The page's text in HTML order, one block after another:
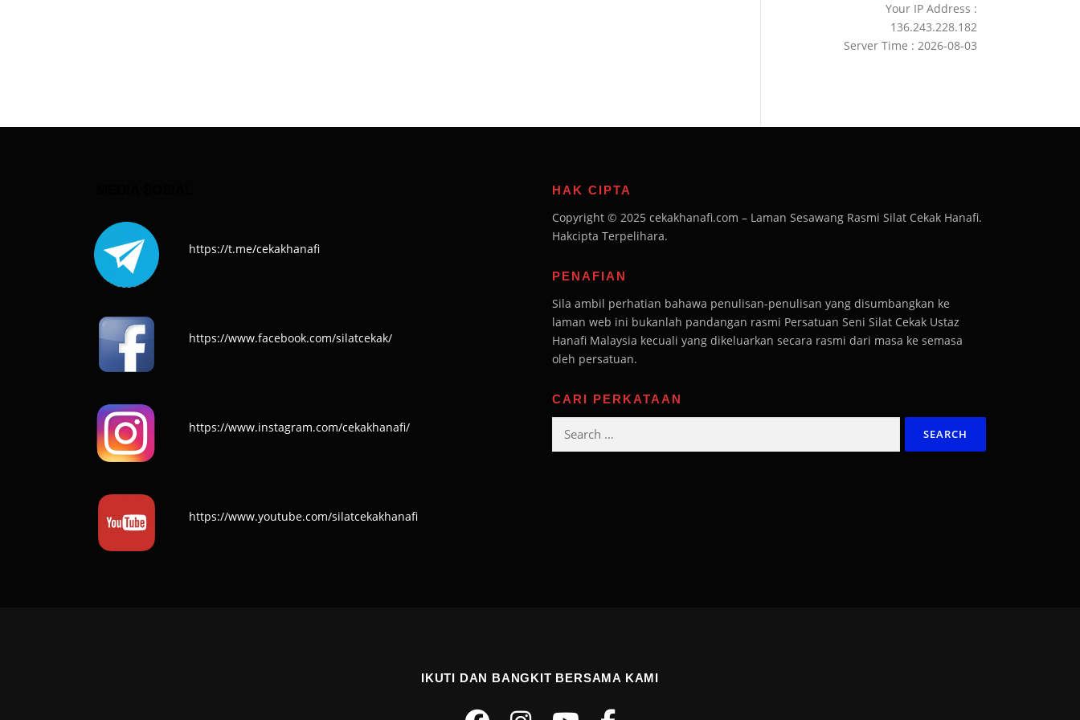
Your IP Address :
136.243.228.182
Server Time : 2026-08-03
https://t.me/cekakhanafi
https://www.facebook.com/silatcekak/
https://www.instagram.com/cekakhanafi/
https://www.youtube.com/silatcekakhanafi
HAK CIPTA
Copyright © 2025 cekakhanafi.com – Laman Sesawang Rasmi Silat Cekak Hanafi.
Hakcipta Terpelihara.
PENAFIAN
Sila ambil perhatian bahawa penulisan-penulisan yang disumbangkan ke
laman web ini bukanlah pandangan rasmi Persatuan Seni Silat Cekak Ustaz
Hanafi Malaysia kecuali yang dikeluarkan secara rasmi dari masa ke semasa
oleh persatuan.
CARI PERKATAAN
IKUTI DAN BANGKIT BERSAMA KAMI